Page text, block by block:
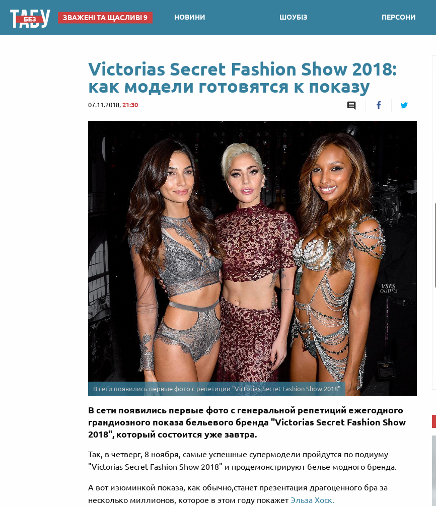
ЗВАЖЕНІ ТА ЩАСЛИВІ 9 НОВИНИ ШОУБІЗ ПЕРСОНИ
Victorias Secret Fashion Show 2018:
как модели готовятся к показу
07.11.2018, 21:30
В сети появились первые фото с репетиции "Victorias Secret Fashion Show 2018"
В сети появились первые фото с генеральной репетиций ежегодного
грандиозного показа бельевого бренда "Victorias Secret Fashion Show
2018", который состоится уже завтра.
Так, в четверг, 8 ноября, самые успешные супермодели пройдутся по подиуму
"Victorias Secret Fashion Show 2018" и продемонстрируют белье модного бренда.
А вот изюминкой показа, как обычно,станет презентация драгоценного бра за
несколько миллионов, которое в этом году покажетЭльза Хоск.